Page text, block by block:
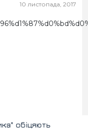
10 листопада, 2017
обіцяють